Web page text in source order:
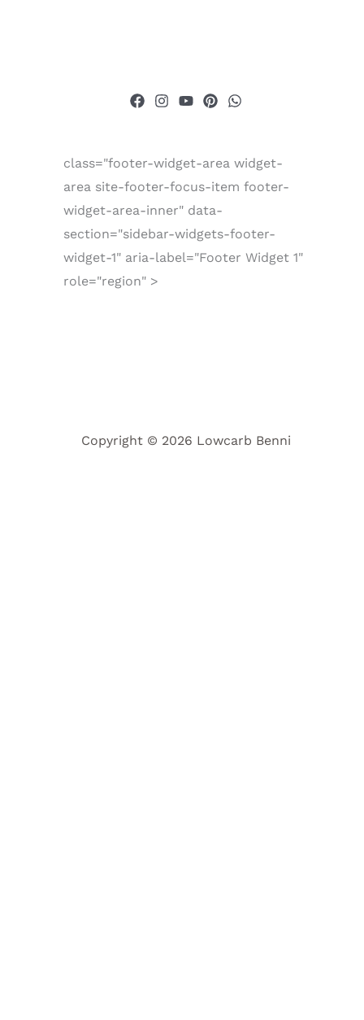
class="footer-widget-area widget-
area site-footer-focus-item footer-
widget-area-inner" data-
section="sidebar-widgets-footer-
widget-1" aria-label="Footer Widget 1"
role="region" >
Copyright © 2026 Lowcarb Benni